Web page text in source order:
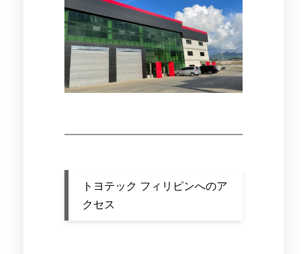
トヨテック フィリピンへのア
クセス